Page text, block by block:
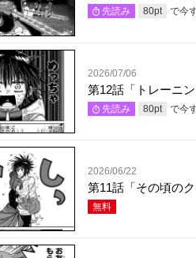
先読み 80pt で今
2026/07/06
第12話「トレーニ
先読み 80pt で今
2026/06/22
第11話「その頃の
無料